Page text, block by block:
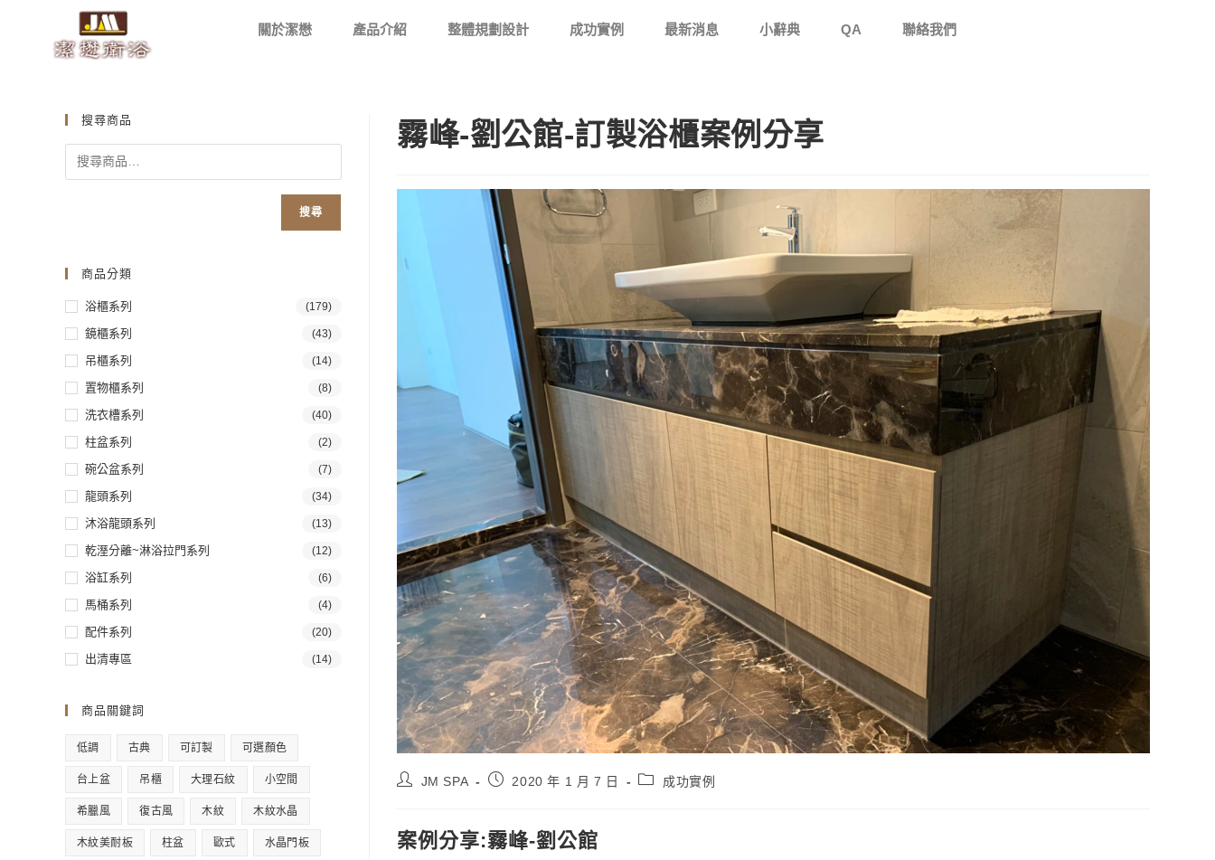
關於潔懋 產品介紹 整體規劃設計 成功實例 最新消息 小辭典 QA 聯絡我們
霧峰-劉公館-訂製浴櫃案例分享
JM SPA 2020 年 1 月 7 日 成功實例
案例分享:霧峰-劉公館
搜尋商品
搜尋
商品分類
浴櫃系列 (179)
鏡櫃系列 (43)
吊櫃系列 (14)
置物櫃系列 (8)
洗衣槽系列 (40)
柱盆系列 (2)
碗公盆系列 (7)
龍頭系列 (34)
沐浴龍頭系列 (13)
乾溼分離~淋浴拉門系列 (12)
浴缸系列 (6)
馬桶系列 (4)
配件系列 (20)
出清專區 (14)
商品關鍵詞
低調 古典 可訂製 可選顏色
台上盆 吊櫃 大理石紋 小空間
希臘風 復古風 木紋 木紋水晶
木紋美耐板 柱盆 歐式 水晶門板